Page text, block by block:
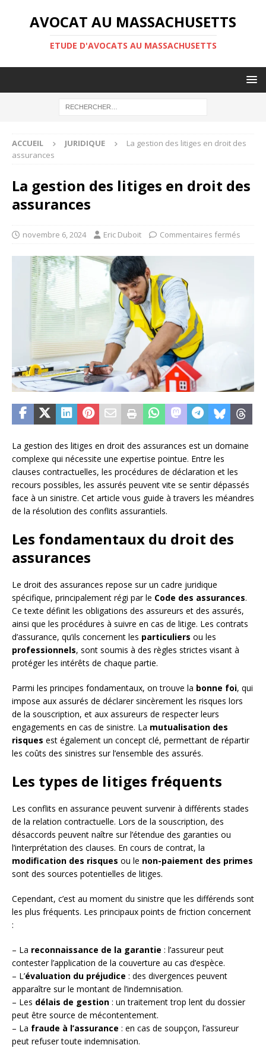
AVOCAT AU MASSACHUSETTS
ETUDE D'AVOCATS AU MASSACHUSETTS
ACCUEIL JURIDIQUE
La gestion des litiges en droit des
assurances
La gestion des litiges en droit des
assurances
novembre 6, 2024 Eric Duboit Commentaires fermés
La gestion des litiges en droit des assurances est un domaine
complexe qui nécessite une expertise pointue. Entre les
clauses contractuelles, les procédures de déclaration et les
recours possibles, les assurés peuvent vite se sentir dépassés
face à un sinistre. Cet article vous guide à travers les méandres
de la résolution des conflits assurantiels.
Les fondamentaux du droit des
assurances
Le droit des assurances repose sur un cadre juridique
spécifique, principalement régi par le Code des assurances.
Ce texte définit les obligations des assureurs et des assurés,
ainsi que les procédures à suivre en cas de litige. Les contrats
d’assurance, qu’ils concernent les particuliers ou les
professionnels, sont soumis à des règles strictes visant à
protéger les intérêts de chaque partie.
Parmi les principes fondamentaux, on trouve la bonne foi, qui
impose aux assurés de déclarer sincèrement les risques lors
de la souscription, et aux assureurs de respecter leurs
engagements en cas de sinistre. La mutualisation des
risques est également un concept clé, permettant de répartir
les coûts des sinistres sur l’ensemble des assurés.
Les types de litiges fréquents
Les conflits en assurance peuvent survenir à différents stades
de la relation contractuelle. Lors de la souscription, des
désaccords peuvent naître sur l’étendue des garanties ou
l’interprétation des clauses. En cours de contrat, la
modification des risques ou le non-paiement des primes
sont des sources potentielles de litiges.
Cependant, c’est au moment du sinistre que les différends sont
les plus fréquents. Les principaux points de friction concernent
:
– La reconnaissance de la garantie : l’assureur peut
contester l’application de la couverture au cas d’espèce.
– L’évaluation du préjudice : des divergences peuvent
apparaître sur le montant de l’indemnisation.
– Les délais de gestion : un traitement trop lent du dossier
peut être source de mécontentement.
– La fraude à l’assurance : en cas de soupçon, l’assureur
peut refuser toute indemnisation.